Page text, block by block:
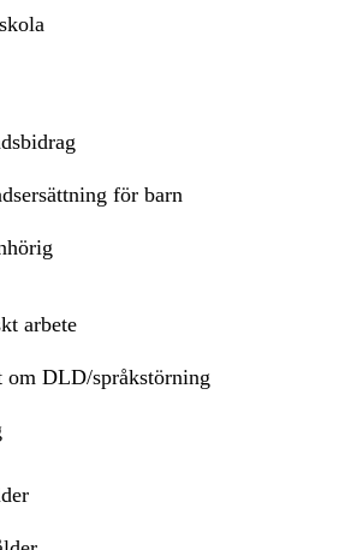
för barn
arbete
om DLD/språkstörning